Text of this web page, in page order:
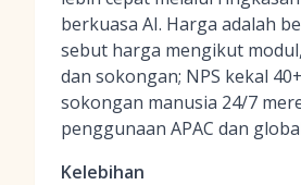
berkuasa AI. Harga adalah
sebut harga mengikut
dan sokongan; NPS kekal
sokongan manusia 24/7
penggunaan APAC dan
Kelebihan